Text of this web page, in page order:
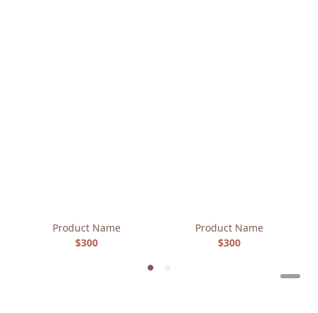
Product Name
$300
Product Name
$300